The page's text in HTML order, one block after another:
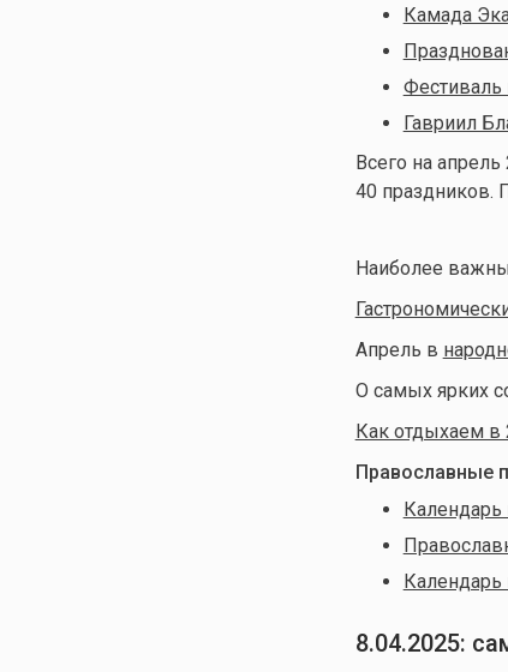
Камада
Фестиваль
Гавриил
Всего на
40 праздников.
Наиболее
Апрель в
О самых ярких
Как отдыхаем в
Православные
Календарь
Календарь
8.04.2025: